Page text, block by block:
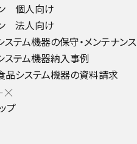
ン 個人向け
ン 法人向け
テム機器の保守・メンテナンス
ステム機器納入事例
品システム機器の資料請求
プ